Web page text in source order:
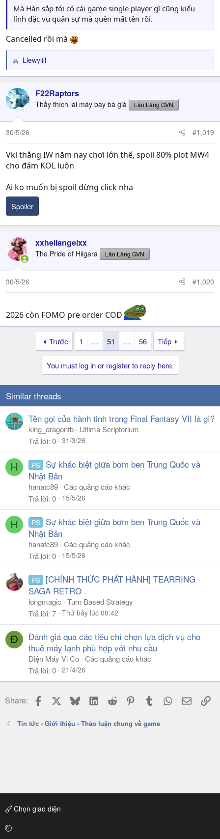
Mà Hàn sắp tới có cái game single player gì cũng kiểu
lính đặc vụ quân sự mà quên mất tên rồi.
Cancelled rồi mà
R
e
c
t
i
o
n
s
Llewylill
F22Raptors
Thầy thích lái máy bay bà già Lão Làng GVN
30/5/26 #1,019
Vkl thằng IW năm nay chơi lớn thế, spoil 80% plot MW4
cho đám KOL luôn
Ai ko muốn bị spoil đừng click nha
Spoiler
xxhellangelxx
The Pride of Hiigara Lão Làng GVN
30/5/26 #1,020
2026 còn FOMO pre order COD
Trước 1 … 51 … 56 Tiếp
You must log in or register to reply here.
Similar threads
Tên gọi của hành tinh trong Final Fantasy VII là gì?
king_dragontb
Ultima Scriptorium
Trả lời 0 31/3/26
H PS
Sự khác biệt giữa bơm ben Trung Quốc và
Nhật Bản
hanatc89 Các quảng cáo khác
Trả lời 0 15/5/26
H PS
Sự khác biệt giữa bơm ben Trung Quốc và
Nhật Bản
hanatc89 Các quảng cáo khác
Trả lời 0 15/5/26
PS
[CHÍNH THỨC PHÁT HÀNH] TEARRING
SAGA RETRO .
longmagic
Turn Based Strategy
Trả lời 7 Thứ bảy lúc 00:42
Đ
Đánh giá qua các tiêu chí chọn lựa dịch vụ cho
thuê máy lạnh phù hợp với nhu cầu
Điện Máy Vi Co Các quảng cáo khác
Trả lời 0 21/4/26
Share: Facebook BlueskyLinkedIn
Reddit PinterestTumblr WhatsApp
Email
Tin tức - Giới thiệu - Thảo luận chung về game
Chọn giao diện